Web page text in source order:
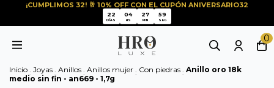
¡CUMPLIMOS 32! 🥂 10% OFF CON EL CUPÓN ANIVERSARIO32
22
22
DÍAS
04
04
HS
27
27
MIN
59
59
SEG
0
Inicio Joyas Anillos Anillos mujer Con piedras Anillo oro 18k
medio sin fin - an669 - 1,7g